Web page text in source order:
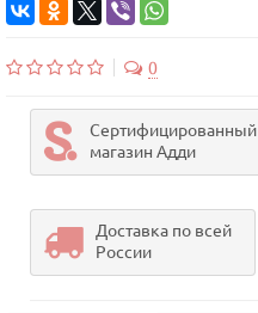
0
Сертифицированный
магазин Адди
Доставка по всей
России